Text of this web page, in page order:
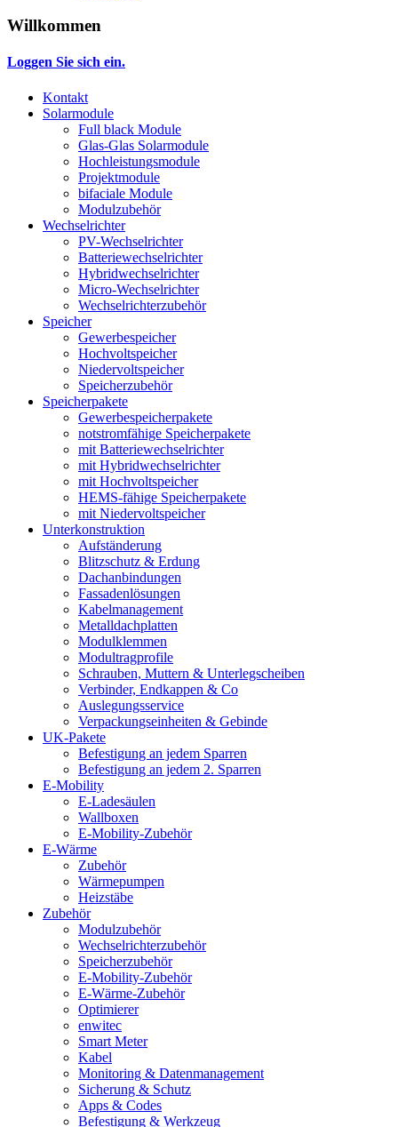
Willkommen
Loggen Sie sich ein.
Kontakt
Solarmodule
Full black Module
Glas-Glas Solarmodule
Hochleistungsmodule
Projektmodule
bifaciale Module
Modulzubehör
Wechselrichter
PV-Wechselrichter
Batteriewechselrichter
Hybridwechselrichter
Micro-Wechselrichter
Wechselrichterzubehör
Speicher
Gewerbespeicher
Hochvoltspeicher
Niedervoltspeicher
Speicherzubehör
Speicherpakete
Gewerbespeicherpakete
notstromfähige Speicherpakete
mit Batteriewechselrichter
mit Hybridwechselrichter
mit Hochvoltspeicher
HEMS-fähige Speicherpakete
mit Niedervoltspeicher
Unterkonstruktion
Aufständerung
Blitzschutz & Erdung
Dachanbindungen
Fassadenlösungen
Kabelmanagement
Metalldachplatten
Modulklemmen
Modultragprofile
Schrauben, Muttern & Unterlegscheiben
Verbinder, Endkappen & Co
Auslegungsservice
Verpackungseinheiten & Gebinde
UK-Pakete
Befestigung an jedem Sparren
Befestigung an jedem 2. Sparren
E-Mobility
E-Ladesäulen
Wallboxen
E-Mobility-Zubehör
E-Wärme
Zubehör
Wärmepumpen
Heizstäbe
Zubehör
Modulzubehör
Wechselrichterzubehör
Speicherzubehör
E-Mobility-Zubehör
E-Wärme-Zubehör
Optimierer
enwitec
Smart Meter
Kabel
Monitoring & Datenmanagement
Sicherung & Schutz
Apps & Codes
Befestigung & Werkzeug